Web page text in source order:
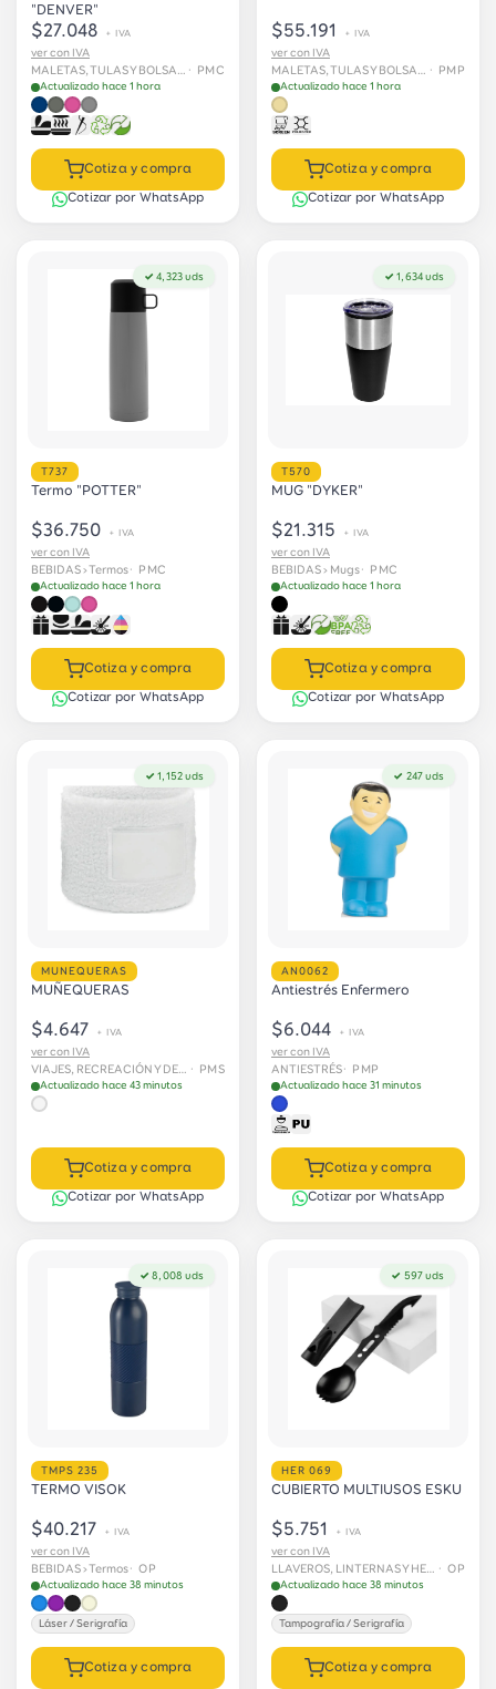
"DENVER"
$27.048 + IVA
ver con IVA
· PMC
Actualizado hace 1 hora
Cotiza y compra
Cotizar por WhatsApp
$55.191 + IVA
ver con IVA
· PMP
Actualizado hace 1 hora
Cotiza y compra
Cotizar por WhatsApp
✓ 4,323 uds
T737
Termo "POTTER"
$36.750 + IVA
ver con IVA
BEBIDAS › Termos· PMC
Actualizado hace 1 hora
Cotiza y compra
Cotizar por WhatsApp
✓ 1,634 uds
T570
MUG "DYKER"
$21.315 + IVA
ver con IVA
BEBIDAS › Mugs· PMC
Actualizado hace 1 hora
Cotiza y compra
Cotizar por WhatsApp
✓ 1,152 uds
MUNEQUERAS
MUÑEQUERAS
$4.647 + IVA
ver con IVA
· PMS
Actualizado hace 43 minutos
Cotiza y compra
Cotizar por WhatsApp
✓ 247 uds
AN0062
Antiestrés Enfermero
$6.044 + IVA
ver con IVA
ANTIESTRÉS· PMP
Actualizado hace 31 minutos
Cotiza y compra
Cotizar por WhatsApp
✓ 8,008 uds
TMPS 235
TERMO VISOK
$40.217 + IVA
ver con IVA
BEBIDAS › Termos· OP
Actualizado hace 38 minutos
Láser / Serigrafía
Cotiza y compra
✓ 597 uds
HER 069
CUBIERTO MULTIUSOS ESKU
$5.751 + IVA
ver con IVA
· OP
Actualizado hace 38 minutos
Tampografía / Serigrafía
Cotiza y compra